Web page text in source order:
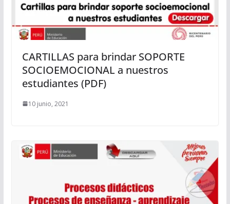
CARTILLAS para brindar SOPORTE
SOCIOEMOCIONAL a nuestros
estudiantes (PDF)
10 junio, 2021